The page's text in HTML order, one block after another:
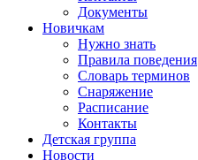
Документы
Новичкам
Нужно знать
Правила поведения
Словарь терминов
Снаряжение
Расписание
Контакты
Детская группа
Новости